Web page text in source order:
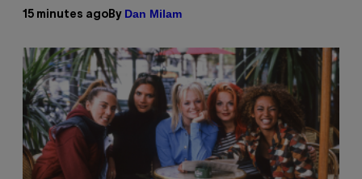
15 minutes ago By Dan Milam